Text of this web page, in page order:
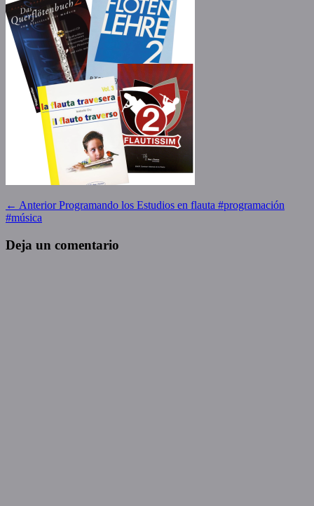
Navegación
de
entradas
← Anterior Entrada
Programando los Estudios en flauta #programación
#música
Deja un comentario